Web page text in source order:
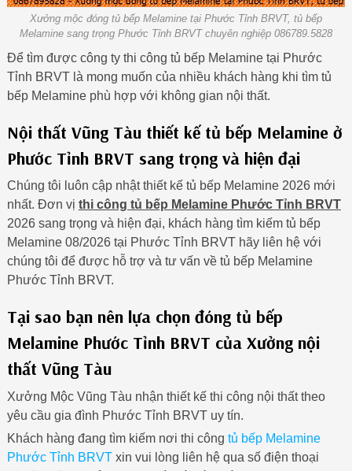
Xưởng mộc đóng tủ bếp Melamine tại Phước Tỉnh BRVT, tủ bếp
Melamine sang trọng Phước Tỉnh BRVT chuyên nghiệp 086789.5828
Để tìm được công ty thi công tủ bếp Melamine tại Phước
Tỉnh BRVT là mong muốn của nhiều khách hàng khi tìm tủ
bếp Melamine phù hợp với không gian nội thất.
Nội thất Vũng Tàu thiết kế tủ bếp Melamine ở
Phước Tỉnh BRVT sang trọng và hiện đại
Chúng tôi luôn cập nhật thiết kế tủ bếp Melamine 2026 mới
nhất. Đơn vị thi công tủ bếp Melamine Phước Tỉnh BRVT
2026 sang trọng và hiện đại, khách hàng tìm kiếm tủ bếp
Melamine 08/2026 tại Phước Tỉnh BRVT hãy liên hệ với
chúng tôi để được hỗ trợ và tư vấn về tủ bếp Melamine
Phước Tỉnh BRVT.
Tại sao bạn nên lựa chọn đóng tủ bếp
Melamine Phước Tỉnh BRVT của Xưởng nội
thất Vũng Tàu
Xưởng Mộc Vũng Tàu nhận thiết kế thi công nội thất theo
yêu cầu gia đình Phước Tỉnh BRVT uy tín.
Khách hàng đang tìm kiếm nơi thi công tủ bếp Melamine
Phước Tỉnh BRVTxin vui lòng liên hệ qua số điện thoại